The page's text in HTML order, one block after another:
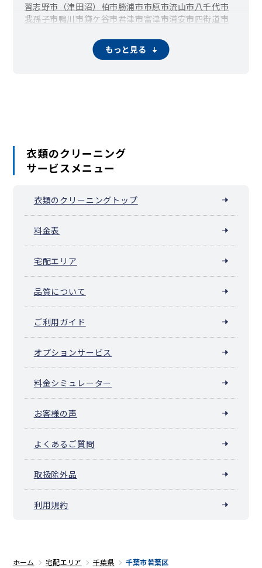
習志野市（津田沼） 柏市勝浦市市原市流山市 八千代市
我孫子市鴨川市鎌ケ谷市君津市富津市浦安市四街道市
いすみ市大網白里市酒々井町
九十九里町芝山町横芝光町
もっと見る
衣類のクリーニング
サービスメニュー
衣類のクリーニングトップ
料金表
宅配エリア
品質について
ご利用ガイド
オプションサービス
料金シミュレーター
お客様の声
よくあるご質問
取扱除外品
利用規約
ホーム 宅配エリア 千葉県 千葉市若葉区